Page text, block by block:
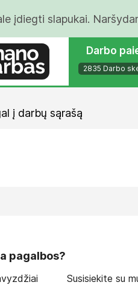
įdiegti slapukai.
Darbo
2835 Darbo
į darbų sąrašą
pagalbos?
Susisiekite su